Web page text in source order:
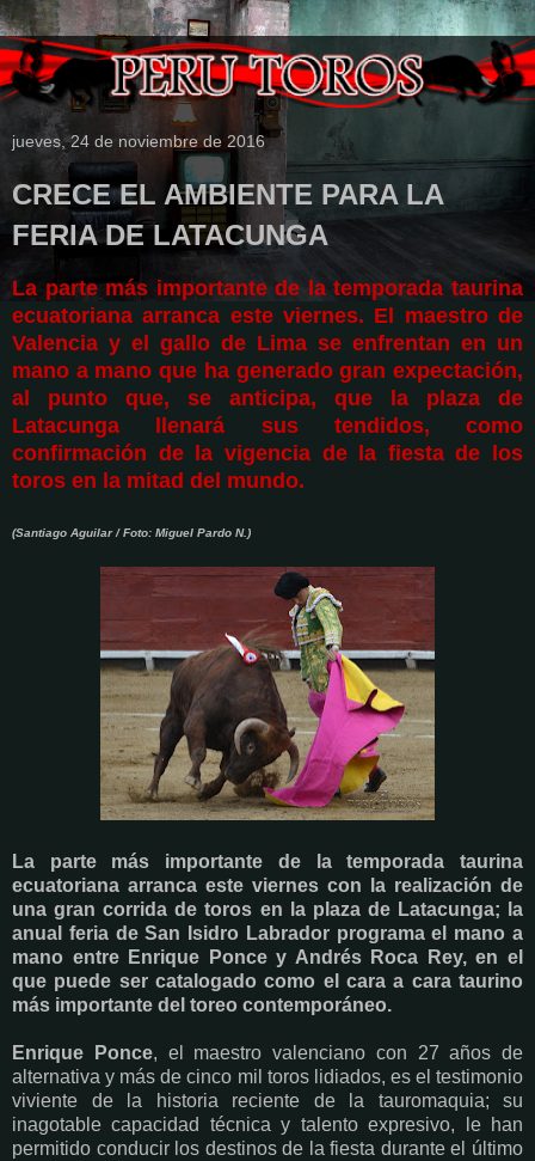
jueves, 24 de noviembre de 2016
CRECE EL AMBIENTE PARA LA
FERIA DE LATACUNGA
La parte más importante de la temporada taurina
ecuatoriana arranca este viernes. El maestro de
Valencia y el gallo de Lima se enfrentan en un
mano a mano que ha generado gran expectación,
al punto que, se anticipa, que la plaza de
Latacunga llenará sus tendidos, como
confirmación de la vigencia de la fiesta de los
toros en la mitad del mundo.
(Santiago Aguilar / Foto: Miguel Pardo N.)
La parte más importante de la temporada taurina
ecuatoriana arranca este viernes con la realización de
una gran corrida de toros en la plaza de Latacunga; la
anual feria de San Isidro Labrador programa el mano a
mano entre Enrique Ponce y Andrés Roca Rey, en el
que puede ser catalogado como el cara a cara taurino
más importante del toreo contemporáneo.
Enrique Ponce, el maestro valenciano con 27 años de
alternativa y más de cinco mil toros lidiados, es el testimonio
viviente de la historia reciente de la tauromaquia; su
inagotable capacidad técnica y talento expresivo, le han
permitido conducir los destinos de la fiesta durante el último